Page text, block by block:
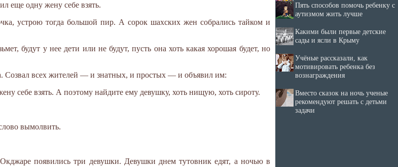
еще одну жену себе взять.
устрою тогда большой пир. А сорок шахских жен собрались тайком и
будут у нее дети или не будут, пусть она хоть какая хорошая будет, но
Созвал всех жителей — и знатных, и простых — и объявил им:
себе взять. А поэтому найдите ему девушку, хоть нищую, хоть сироту.
вымолвить.
появились три девушки. Девушки днем тутовник едят, а ночью в
Пять способов помочь ребенку с
аутизмом жить лучше
Какими были первые детские
сады и ясли в Крыму
Учёные рассказали, как
мотивировать ребенка без
вознаграждения
Вместо сказок на ночь ученые
рекомендуют решать с детьми
задачи